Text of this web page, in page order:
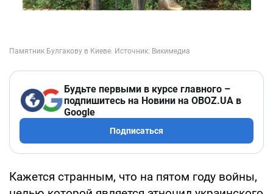
Будьте первыми в курсе главного –
подпишитесь на Новини на OBOZ.UA в
Google
Подписаться
Кажется странным, что на пятом году войны,